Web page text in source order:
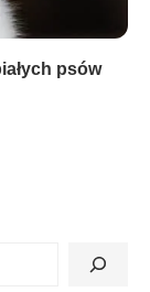
psów